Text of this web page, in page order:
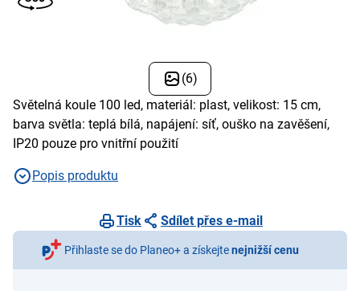
(6)
Světelná koule 100 led, materiál: plast, velikost: 15 cm,
barva světla: teplá bílá, napájení: síť, ouško na zavěšení,
IP20 pouze pro vnitřní použití
Popis produktu
Tisk Sdílet přes e-mail
Přihlaste se do Planeo+ a získejtenejnižší cenu